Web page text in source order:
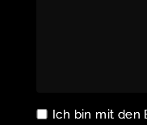
Ich bin mit den